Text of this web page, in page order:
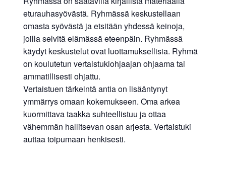
eturauhasyövästä. Ryhmässä keskustellaan
omasta syövästä ja etsitään yhdessä keinoja,
joilla selvitä elämässä eteenpäin. Ryhmässä
käydyt keskustelut ovat luottamuksellisia. Ryhmä
on koulutetun vertaistukiohjaajan ohjaama tai
ammatillisesti ohjattu.
Vertaistuen tärkeintä antia on lisääntynyt
ymmärrys omaan kokemukseen. Oma arkea
kuormittava taakka suhteellistuu ja ottaa
vähemmän hallitsevan osan arjesta. Vertaistuki
auttaa toipumaan henkisesti.